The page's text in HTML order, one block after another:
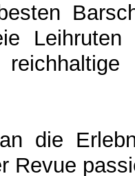
die
Revue